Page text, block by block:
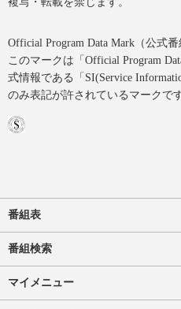
Official Program Data Mark（公式番
このマークは「Official Program
式情報である「SI(Service
のみ表記が許されているマークです
番組表
番組検索
マイメニュー